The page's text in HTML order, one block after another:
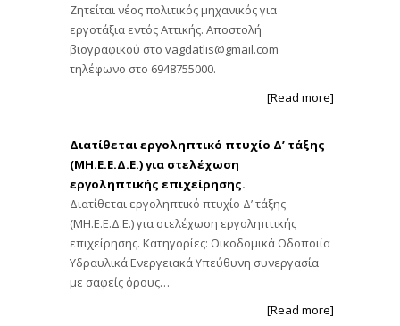
Ζητείται νέος πολιτικός μηχανικός για
εργοτάξια εντός Αττικής. Αποστολή
βιογραφικού στο vagdatlis@gmail.com
τηλέφωνο στο 6948755000.
[Read more]
Διατίθεται εργοληπτικό πτυχίο Δ’ τάξης
(ΜΗ.Ε.Ε.Δ.Ε.) για στελέχωση
εργοληπτικής επιχείρησης.
Διατίθεται εργοληπτικό πτυχίο Δ’ τάξης
(ΜΗ.Ε.Ε.Δ.Ε.) για στελέχωση εργοληπτικής
επιχείρησης. Κατηγορίες: Οικοδομικά Οδοποιία
Υδραυλικά Ενεργειακά Υπεύθυνη συνεργασία
με σαφείς όρους…
[Read more]